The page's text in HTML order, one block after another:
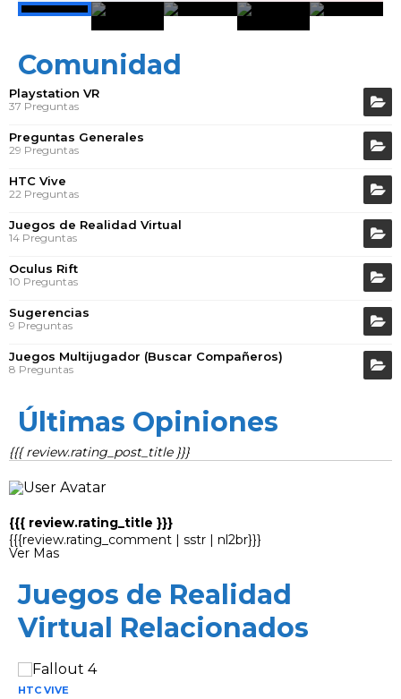
Comunidad
Playstation VR
37 Preguntas
Preguntas Generales
29 Preguntas
HTC Vive
22 Preguntas
Juegos de Realidad Virtual
14 Preguntas
Oculus Rift
10 Preguntas
Sugerencias
9 Preguntas
Juegos Multijugador (Buscar Compañeros)
8 Preguntas
Últimas Opiniones
{{{ review.rating_post_title }}}
{{{ review.rating_title }}}
{{{review.rating_comment | sstr | nl2br}}}
Ver Mas
Juegos de Realidad
Virtual Relacionados
HTC VIVE